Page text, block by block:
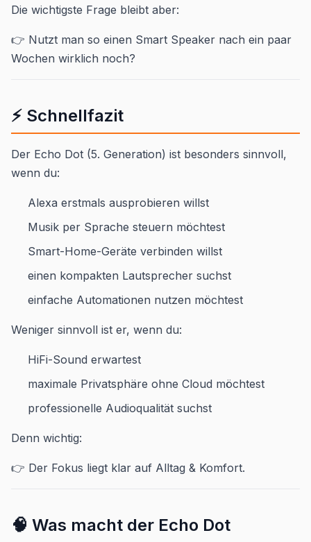
Die wichtigste Frage bleibt aber:
👉 Nutzt man so einen Smart Speaker nach ein paar
Wochen wirklich noch?
⚡ Schnellfazit
Der Echo Dot (5. Generation) ist besonders sinnvoll,
wenn du:
Alexa erstmals ausprobieren willst
Musik per Sprache steuern möchtest
Smart-Home-Geräte verbinden willst
einen kompakten Lautsprecher suchst
einfache Automationen nutzen möchtest
Weniger sinnvoll ist er, wenn du:
HiFi-Sound erwartest
maximale Privatsphäre ohne Cloud möchtest
professionelle Audioqualität suchst
Denn wichtig:
👉 Der Fokus liegt klar auf Alltag & Komfort.
🧠 Was macht der Echo Dot